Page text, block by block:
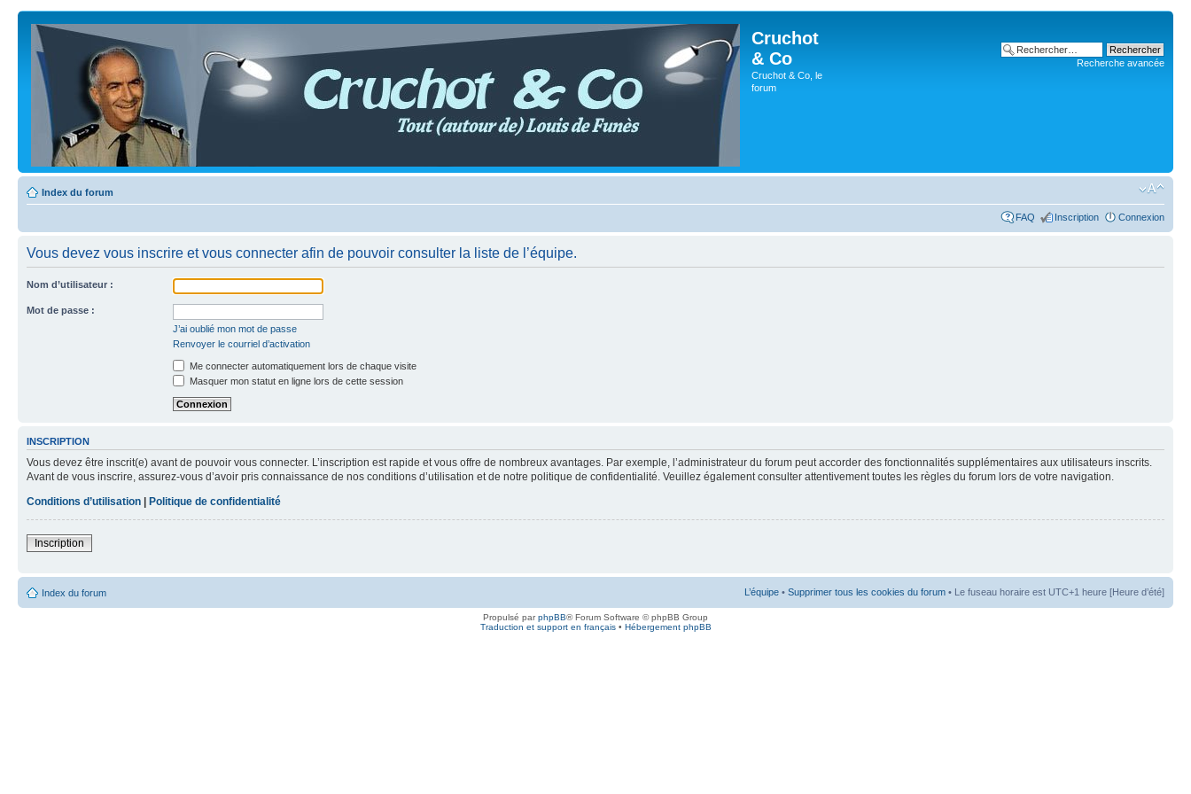
Cruchot
& Co
Cruchot & Co, le
forum
Recherche avancée
Index du forum
FAQ Inscription Connexion
Vous devez vous inscrire et vous connecter afin de pouvoir consulter la liste de l’équipe.
Nom d’utilisateur :
Mot de passe :
J’ai oublié mon mot de passe
Renvoyer le courriel d’activation
Me connecter automatiquement lors de chaque visite
Masquer mon statut en ligne lors de cette session
INSCRIPTION
Vous devez être inscrit(e) avant de pouvoir vous connecter. L’inscription est rapide et vous offre de nombreux avantages. Par exemple, l’administrateur du forum peut accorder des fonctionnalités supplémentaires aux utilisateurs inscrits.
Avant de vous inscrire, assurez-vous d’avoir pris connaissance de nos conditions d’utilisation et de notre politique de confidentialité. Veuillez également consulter attentivement toutes les règles du forum lors de votre navigation.
Conditions d’utilisation | Politique de confidentialité
Inscription
Index du forum L’équipe • Supprimer tous les cookies du forum • Le fuseau horaire est UTC+1 heure [Heure d’été]
Propulsé parphpBB® Forum Software © phpBB Group
Traduction et support en français• Hébergement phpBB